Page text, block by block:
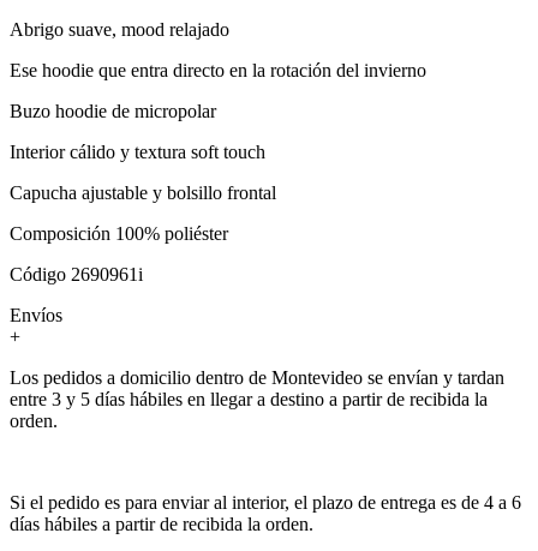
Abrigo suave, mood relajado
Ese hoodie que entra directo en la rotación del invierno
Buzo hoodie de micropolar
Interior cálido y textura soft touch
Capucha ajustable y bolsillo frontal
Composición 100% poliéster
Código 2690961i
Envíos
+
Los pedidos a domicilio dentro de Montevideo se envían y tardan
entre 3 y 5 días hábiles en llegar a destino a partir de recibida la
orden.
Si el pedido es para enviar al interior, el plazo de entrega es de 4 a 6
días hábiles a partir de recibida la orden.